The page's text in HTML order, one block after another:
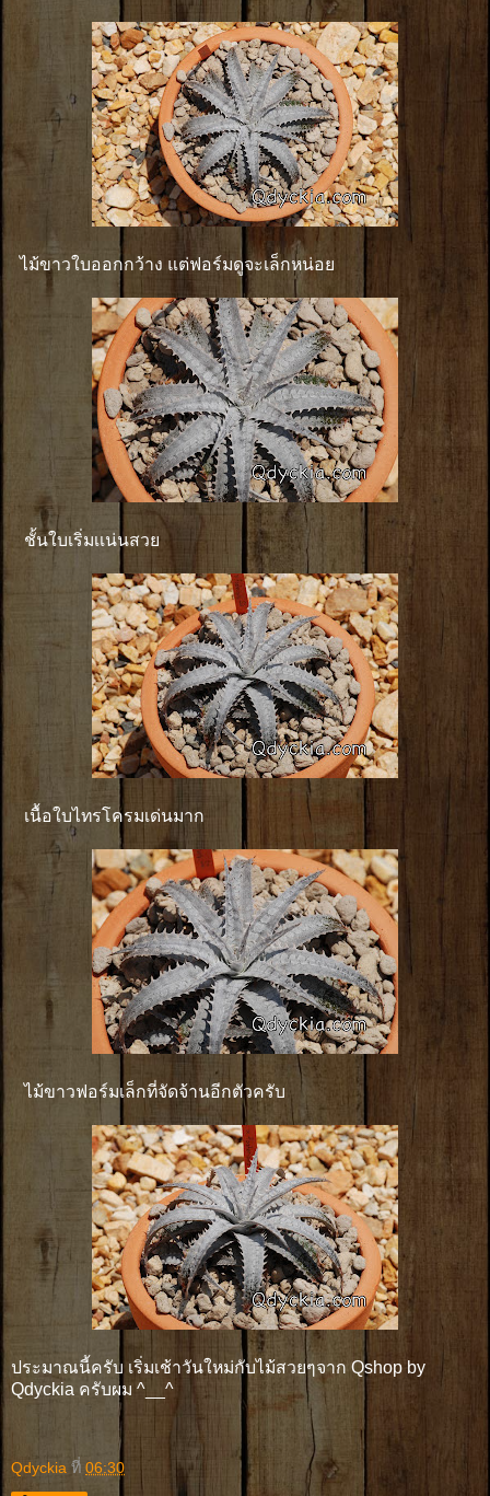
ไม้ขาวใบออกกว้าง แต่ฟอร์มดูจะเล็กหน่อย
ชั้นใบเริ่มเเน่นสวย
เนื้อใบไทรโครมเด่นมาก
ไม้ขาวฟอร์มเล็กที่จัดจ้านอีกตัวครับ
ประมาณนี้ครับ เริ่มเช้าวันใหม่กับไม้สวยๆจาก Qshop by
Qdyckia ครับผม ^__^
Qdyckia ที่ 06:30